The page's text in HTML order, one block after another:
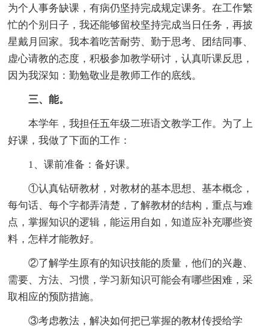
为个人事务缺课，有病仍坚持完成规定课务。在工作繁
忙的个别日子，我还能够留校坚持完成当日任务，再披
星戴月回家。我本着吃苦耐劳、勤于思考、团结同事、
虚心请教的态度，积极参加教学研讨，认真听课反思，
因为我深知：勤勉敬业是教师工作的底线。
三、能。
本学年，我担任五年级二班语文教学工作。为了上
好课，我做了下面的工作：
1、课前准备：备好课。
①认真钻研教材，对教材的基本思想、基本概念，
每句话、每个字都弄清楚，了解教材的结构，重点与难
点，掌握知识的逻辑，能运用自如，知道应补充哪些资
料，怎样才能教好。
②了解学生原有的知识技能的质量，他们的兴趣、
需要、方法、习惯，学习新知识可能会有哪些困难，采
取相应的预防措施。
③考虑教法，解决如何把已掌握的教材传授给学